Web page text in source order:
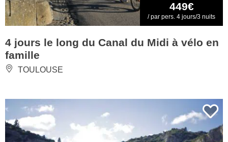
449€
/ par pers. 4 jours/3 nuits
4 jours le long du Canal du Midi à vélo en
famille
TOULOUSE